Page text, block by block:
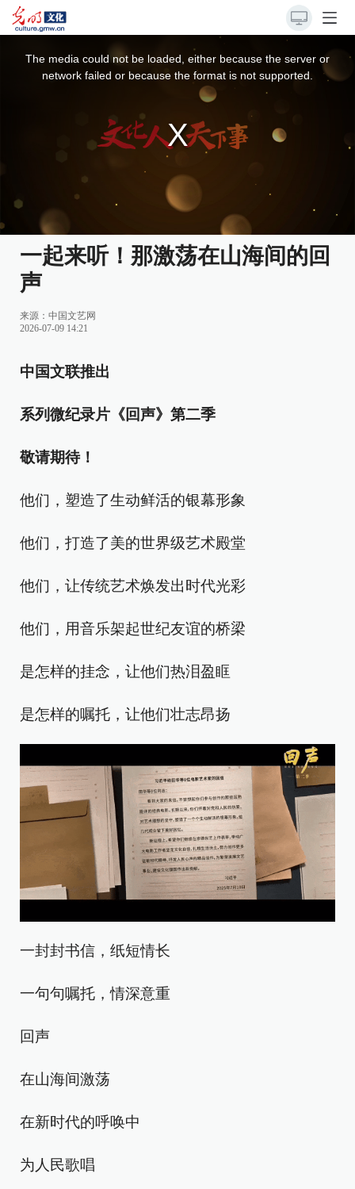
The media could not be loaded, either because the server or
network failed or because the format is not supported.
一起来听！那激荡在山海间的回
声
来源： 中国文艺网
2026-07-09 14:21
中国文联推出
系列微纪录片《回声》第二季
敬请期待！
他们，塑造了生动鲜活的银幕形象
他们，打造了美的世界级艺术殿堂
他们，让传统艺术焕发出时代光彩
他们，用音乐架起世纪友谊的桥梁
是怎样的挂念，让他们热泪盈眶
是怎样的嘱托，让他们壮志昂扬
一封封书信，纸短情长
一句句嘱托，情深意重
回声
在山海间激荡
在新时代的呼唤中
为人民歌唱